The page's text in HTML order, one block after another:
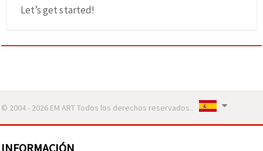
Let’s get started!
© 2004 - 2026 EM ART Todos los derechos reservados..
INFORMACIÓN